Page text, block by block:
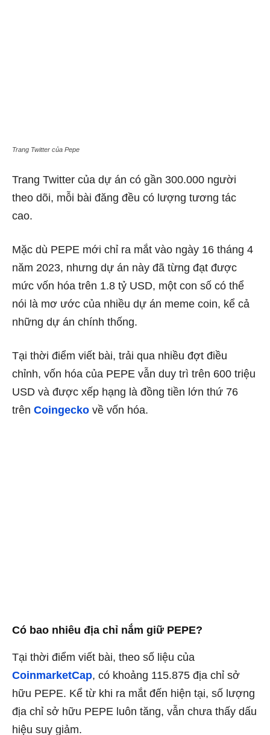
Trang Twitter của Pepe
Trang Twitter của dự án có gần 300.000 người
theo dõi, mỗi bài đăng đều có lượng tương tác
cao.
Mặc dù PEPE mới chỉ ra mắt vào ngày 16 tháng 4
năm 2023, nhưng dự án này đã từng đạt được
mức vốn hóa trên 1.8 tỷ USD, một con số có thể
nói là mơ ước của nhiều dự án meme coin, kể cả
những dự án chính thống.
Tại thời điểm viết bài, trải qua nhiều đợt điều
chỉnh, vốn hóa của PEPE vẫn duy trì trên 600 triệu
USD và được xếp hạng là đồng tiền lớn thứ 76
trên Coingecko về vốn hóa.
Có bao nhiêu địa chỉ nắm giữ PEPE?
Tại thời điểm viết bài, theo số liệu của
CoinmarketCap, có khoảng 115.875 địa chỉ sở
hữu PEPE. Kể từ khi ra mắt đến hiện tại, số lượng
địa chỉ sở hữu PEPE luôn tăng, vẫn chưa thấy dấu
hiệu suy giảm.